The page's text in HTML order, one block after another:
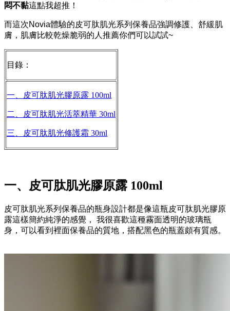
悶不黏這點我超推！
而這次Novia體驗的皮可肽肌光系列保養品強調修護、舒緩肌
膚，肌膚比較乾燥脆弱的人推薦你們可以試試~
目錄：
一、皮可肽肌光膠原露 100ml
二、皮可肽肌光活萃精華 30ml
三、皮可肽肌光修護霜 30ml
一、皮可肽肌光膠原露 100ml
皮可肽肌光系列保養品的瓶身設計都是像這瓶皮可肽肌光膠原
露這樣簡約純淨的感覺，
我很喜歡這種霧面透明的玻璃瓶
身，可以看到裡面保養品的質地，搭配黑色的瓶蓋頗有質感。